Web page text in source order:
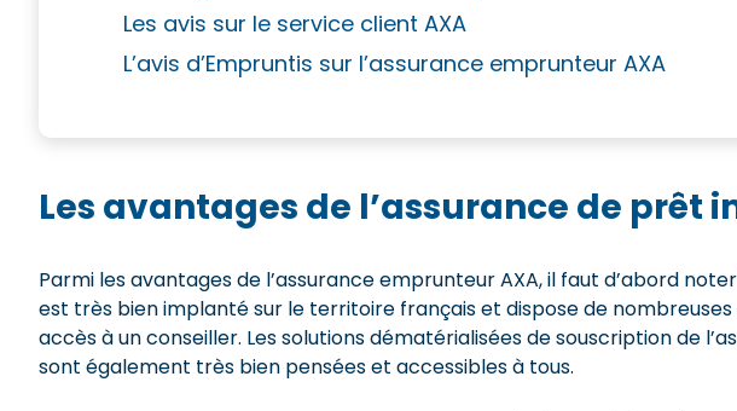
Les avis sur le service client AXA
L’avis d’Empruntis sur l’assurance emprunteur AXA
Les avantages de l’assurance de prêt
Parmi les avantages de l’assurance emprunteur AXA, il faut d’abord
est très bien implanté sur le territoire français et dispose de nombreuses
accès à un conseiller. Les solutions dématérialisées de souscription de
sont également très bien pensées et accessibles à tous.